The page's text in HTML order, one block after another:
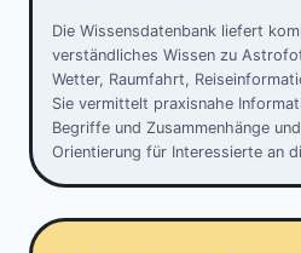
Die Wissensdatenbank liefert
verständliches Wissen zu
Wetter, Raumfahrt,
Sie vermittelt praxisnahe
Begriffe und Zusammenhänge
Orientierung für Interessierte an